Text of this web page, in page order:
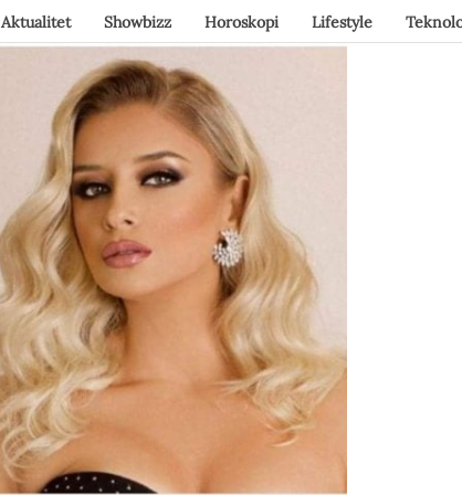
Aktualitet Showbizz Horoskopi Lifestyle